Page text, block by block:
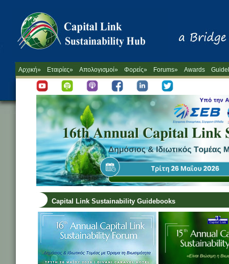
Αρχική» Εταιρίες» Απολογισμοί» Φορείς» Forums» Awards
Capital Link Sustainability Guidebooks